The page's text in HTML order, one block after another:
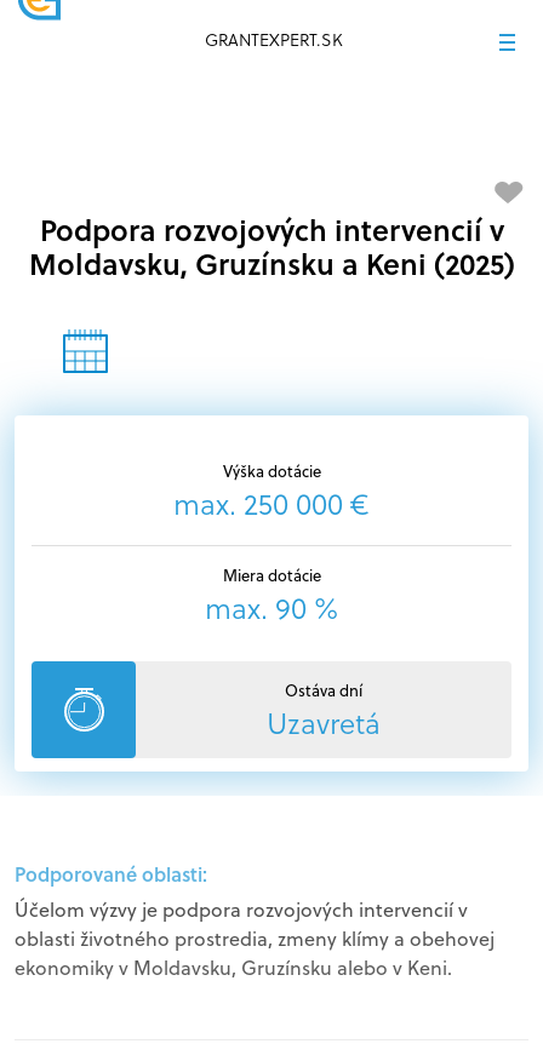
GRANTEXPERT.SK
Výška dotácie
max. 250 000 €
Miera dotácie
max. 90 %
Ostáva dní
Uzavretá
Podpora rozvojových intervencií v
Moldavsku, Gruzínsku a Keni (2025)
Podporované oblasti:
Účelom výzvy je podpora rozvojových intervencií v
oblasti životného prostredia, zmeny klímy a obehovej
ekonomiky v Moldavsku, Gruzínsku alebo v Keni.